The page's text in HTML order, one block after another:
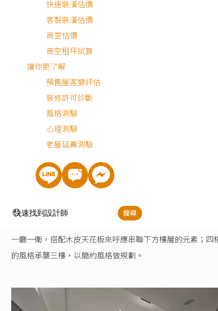
快速裝潢估價
客製裝潢估價
商空估價
商空租坪試算
讓你更了解
預售屋客變評估
裝修許可診斷
風格測驗
心理測驗
老屋延壽測驗
搜尋
房及神明廳，以乾淨明亮為目標。
雅致氣派中國風設計
三代同堂設計
不同年齡層平時作息大不相同，透天別墅有足夠的條件提供
住者分樓層生活，對於彼此的生活品質都更加有保障；除此
中，祖父蒐集了許多古玩，包括石玩及茶壺，因此一樓公共
客區設計以中國風為主，並且需要規劃專門擺放收藏品的展
空間；二樓為祖父母平時休憩活動的樓層，共一房一廳一衛
主要以現代風融合中國韻味來呈現；三樓父女活動空間為兩
一廳一衛，搭配木皮天花板來呼應串聯下方樓層的元素；四
的風格承襲三樓，以簡約風格做規劃。